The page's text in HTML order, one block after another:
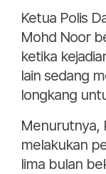
Ketua Polis
Mohd Noor
ketika
lain sedang
longkang
Menurutnya,
melakukan
lima bulan